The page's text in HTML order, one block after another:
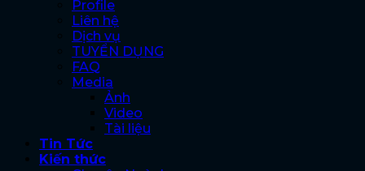
Profile
Liên hệ
Dịch vụ
TUYỂN DỤNG
FAQ
Media
Ảnh
Video
Tài liệu
Tin Tức
Kiến thức